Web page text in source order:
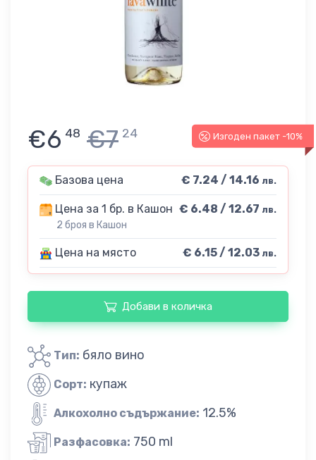
Изгоден пакет -10%
€6 48 €7 24
Базова цена € 7.24 / 14.16 лв.
Цена за 1 бр. в Кашон
2 броя в Кашон
€ 6.48 / 12.67 лв.
Цена на място € 6.15 / 12.03 лв.
Добави в количка
Тип: бяло вино
Сорт: купаж
Алкохолно съдържание: 12.5%
Разфасовка: 750 ml